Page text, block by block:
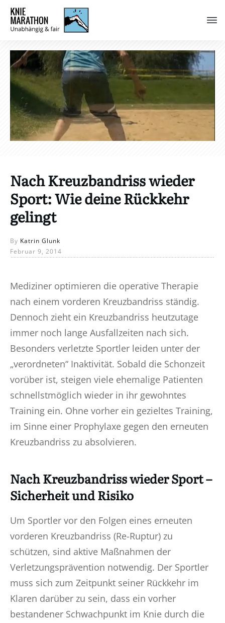
Nach Kreuzbandriss wieder
Sport: Wie deine Rückkehr
gelingt
By Katrin Glunk
Februar 9, 2014
Mediziner optimieren die operative Therapie
nach einem vorderen Kreuzbandriss ständig.
Dennoch zieht ein Kreuzbandriss heutzutage
immer noch lange Ausfallzeiten nach sich.
Besonders verletzte Sportler leiden unter der
„verordneten“ Inaktivität. Sobald die Schonzeit
vorüber ist, steigen viele ehemalige Patienten
schnellstmöglich wieder in ihr gewohntes
Training ein. Ohne vorher ein gezieltes Training,
im Sinne einer Prophylaxe gegen den erneuten
Kreuzbandriss zu absolvieren.
Nach Kreuzbandriss wieder Sport –
Sicherheit und Risiko
Um Sportler vor den Folgen eines erneuten
vorderen Kreuzbandriss (Re-Ruptur) zu
schützen, sind aktive Maßnahmen der
Verletzungsprävention notwendig. Der Sportler
muss sich zum Zeitpunkt seiner Rückkehr im
Klaren darüber zu sein, dass ein vorher
bestandener Schwachpunkt im Knie durch die